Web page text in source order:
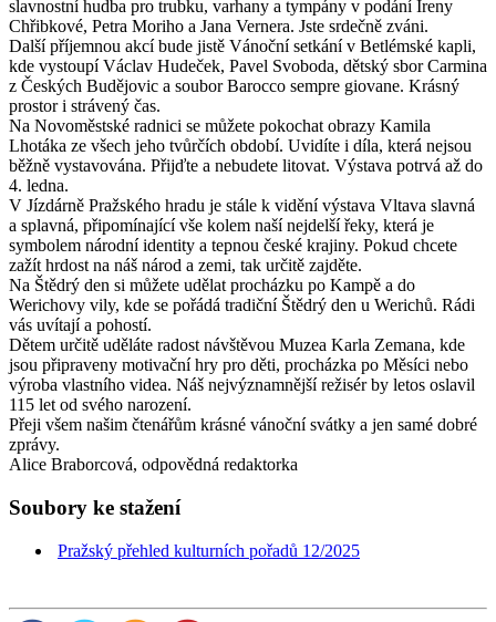
slavnostní hudba pro trubku, varhany a tympány v podání Ireny
Chřibkové, Petra Moriho a Jana Vernera. Jste srdečně zváni.
Další příjemnou akcí bude jistě Vánoční setkání v Betlémské kapli,
kde vystoupí Václav Hudeček, Pavel Svoboda, dětský sbor Carmina
z Českých Budějovic a soubor Barocco sempre giovane. Krásný
prostor i strávený čas.
Na Novoměstské radnici se můžete pokochat obrazy Kamila
Lhotáka ze všech jeho tvůrčích období. Uvidíte i díla, která nejsou
běžně vystavována. Přijďte a nebudete litovat. Výstava potrvá až do
4. ledna.
V Jízdárně Pražského hradu je stále k vidění výstava Vltava slavná
a splavná, připomínající vše kolem naší nejdelší řeky, která je
symbolem národní identity a tepnou české krajiny. Pokud chcete
zažít hrdost na náš národ a zemi, tak určitě zajděte.
Na Štědrý den si můžete udělat procházku po Kampě a do
Werichovy vily, kde se pořádá tradiční Štědrý den u Werichů. Rádi
vás uvítají a pohostí.
Dětem určitě uděláte radost návštěvou Muzea Karla Zemana, kde
jsou připraveny motivační hry pro děti, procházka po Měsíci nebo
výroba vlastního videa. Náš nejvýznamnější režisér by letos oslavil
115 let od svého narození.
Přeji všem našim čtenářům krásné vánoční svátky a jen samé dobré
zprávy.
Alice Braborcová, odpovědná redaktorka
Soubory ke stažení
Pražský přehled kulturních pořadů 12/2025